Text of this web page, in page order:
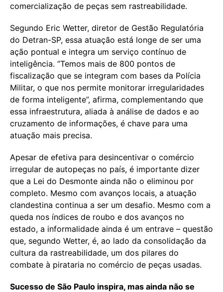
comercialização de peças sem rastreabilidade.
Segundo Eric Wetter, diretor de Gestão Regulatória
do Detran-SP, essa atuação está longe de ser uma
ação pontual e integra um serviço contínuo de
inteligência. “Temos mais de 800 pontos de
fiscalização que se integram com bases da Polícia
Militar, o que nos permite monitorar irregularidades
de forma inteligente”, afirma, complementando que
essa infraestrutura, aliada à análise de dados e ao
cruzamento de informações, é chave para uma
atuação mais precisa.
Apesar de efetiva para desincentivar o comércio
irregular de autopeças no país, é importante dizer
que a Lei do Desmonte ainda não o eliminou por
completo. Mesmo com avanços locais, a atuação
clandestina continua a ser um desafio. Mesmo com a
queda nos índices de roubo e dos avanços no
estado, a informalidade ainda é um entrave – questão
que, segundo Wetter, é, ao lado da consolidação da
cultura da rastreabilidade, um dos pilares do
combate à pirataria no comércio de peças usadas.
Sucesso de São Paulo inspira, mas ainda não se